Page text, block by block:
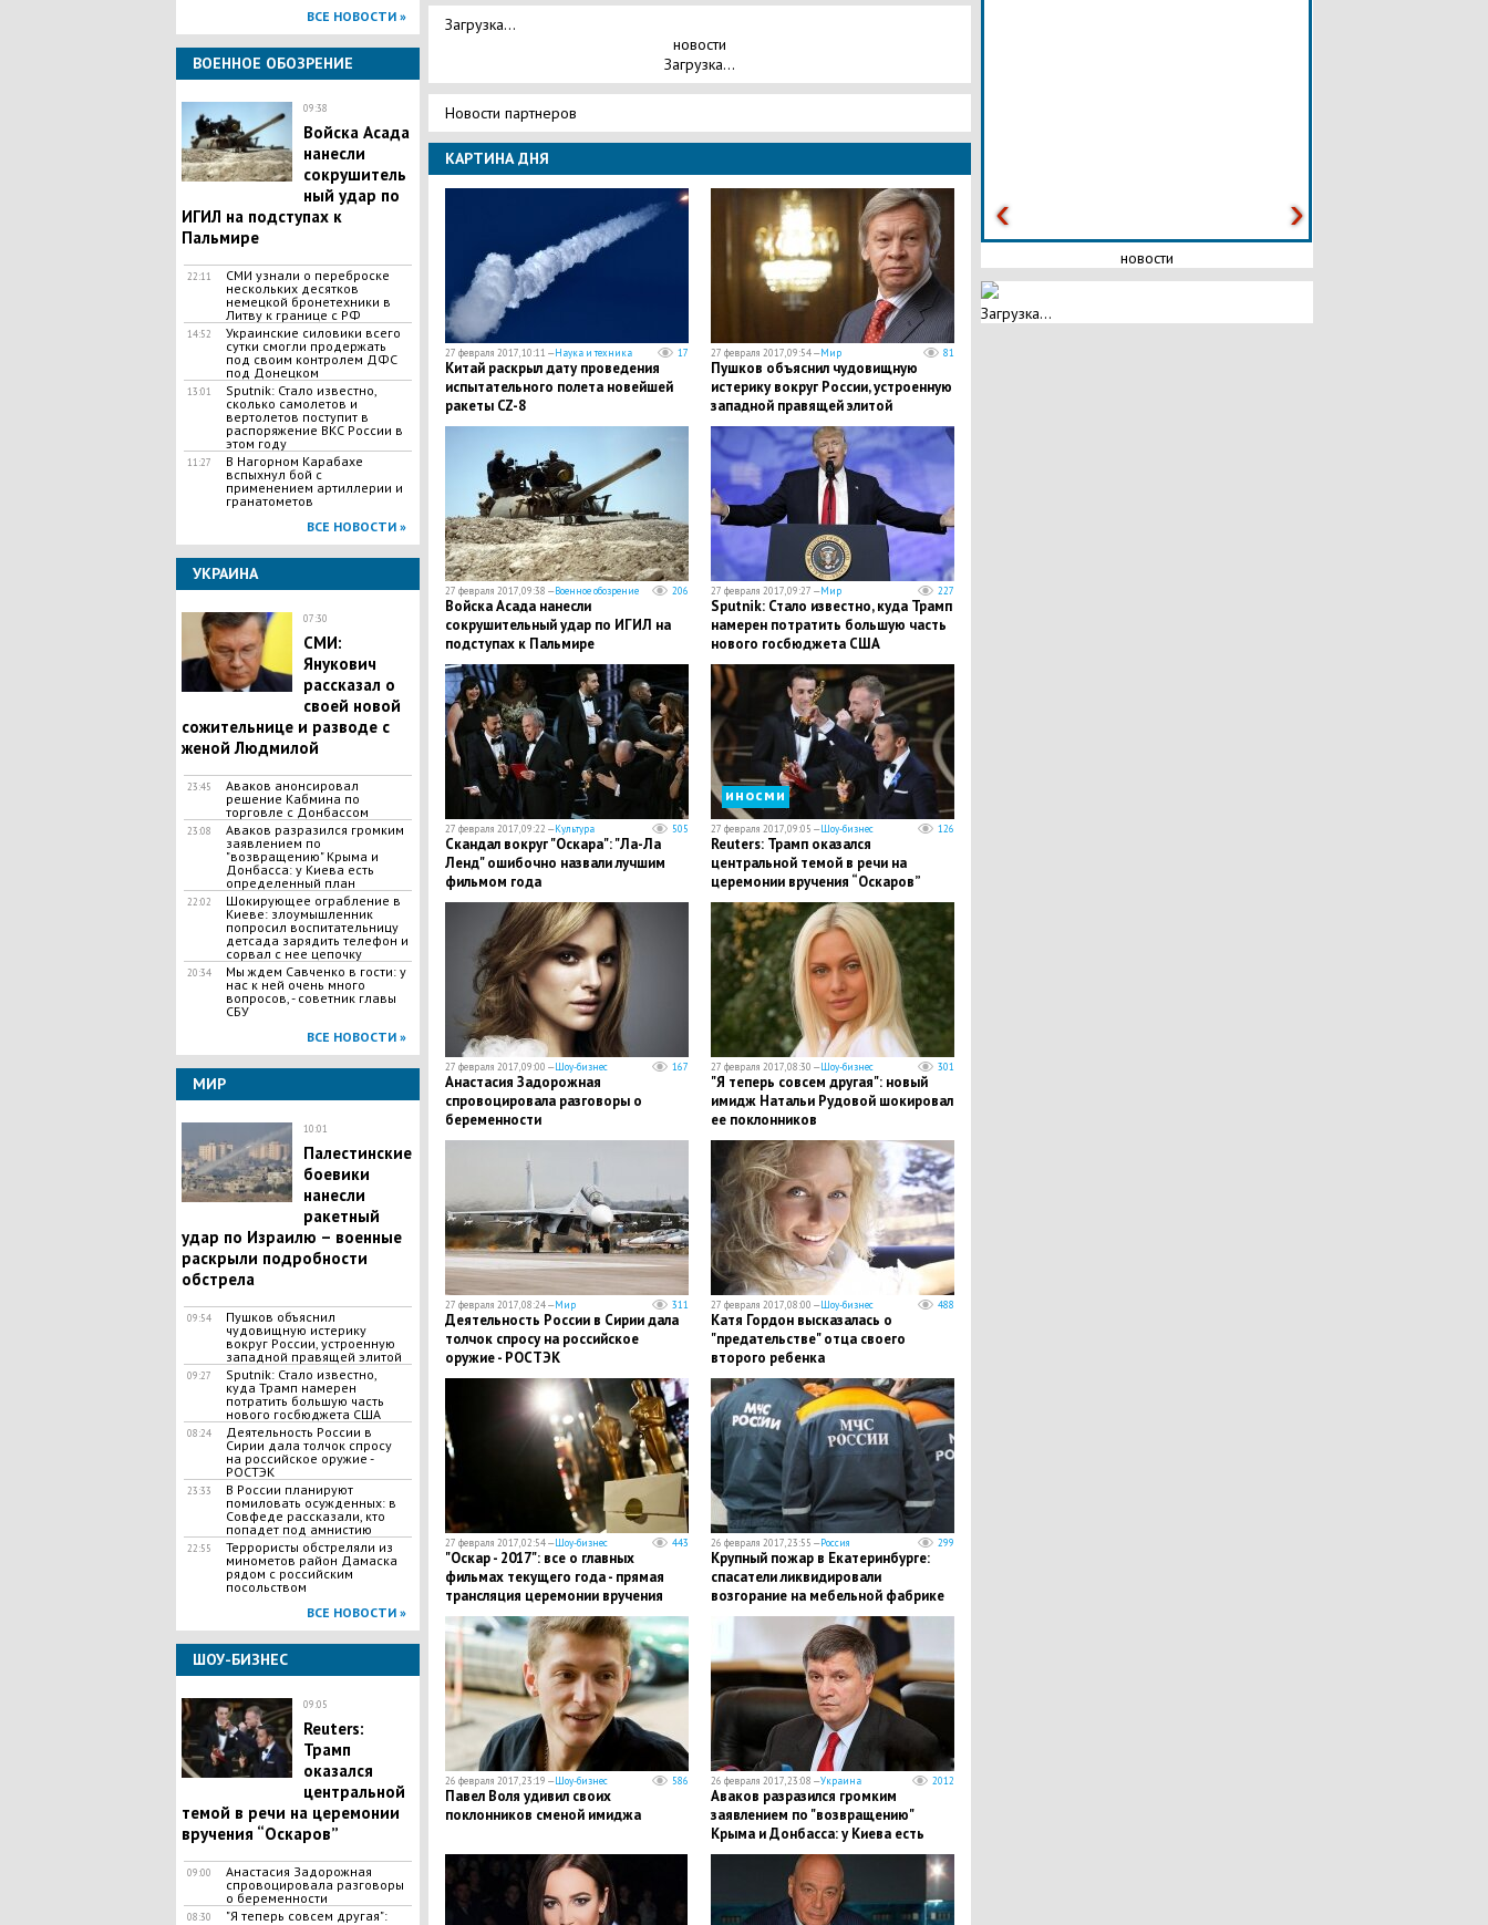
ВСЕ НОВОСТИ »
ВОЕННОЕ ОБОЗРЕНИЕ
09:38
Войска Асада
нанесли
сокрушитель
ный удар по
ИГИЛ на подступах к
Пальмире
22:11
СМИ узнали о переброске
нескольких десятков
немецкой бронетехники в
Литву к границе с РФ
14:52
Украинские силовики всего
сутки смогли продержать
под своим контролем ДФС
под Донецком
13:01
Sputnik: Стало известно,
сколько самолетов и
вертолетов поступит в
распоряжение ВКС России в
этом году
11:27
В Нагорном Карабахе
вспыхнул бой с
применением артиллерии и
гранатометов
ВСЕ НОВОСТИ »
УКРАИНА
07:30
СМИ:
Янукович
рассказал о
своей новой
сожительнице и разводе с
женой Людмилой
23:45
Аваков анонсировал
решение Кабмина по
торговле с Донбассом
23:08
Аваков разразился громким
заявлением по
"возвращению" Крыма и
Донбасса: у Киева есть
определенный план
22:02
​Шокирующее ограбление в
Киеве: злоумышленник
попросил воспитательницу
детсада зарядить телефон и
сорвал с нее цепочку
20:34
Мы ждем Савченко в гости: у
нас к ней очень много
вопросов, - советник главы
СБУ
ВСЕ НОВОСТИ »
МИР
10:01
Палестинские
боевики
нанесли
ракетный
удар по Израилю – военные
раскрыли подробности
обстрела
09:54
Пушков объяснил
чудовищную истерику
вокруг России, устроенную
западной правящей элитой
09:27
Sputnik: Стало известно,
куда Трамп намерен
потратить большую часть
нового госбюджета США
08:24
Деятельность России в
Сирии дала толчок спросу
на российское оружие -
РОСТЭК
23:33
В России планируют
помиловать осужденных: в
Совфеде рассказали, кто
попадет под амнистию
22:55
Террористы обстреляли из
минометов район Дамаска
рядом с российским
посольством
ВСЕ НОВОСТИ »
ШОУ-БИЗНЕС
09:05
Reuters:
Трамп
оказался
центральной
темой в речи на церемонии
вручения “Оскаров”
09:00
Анастасия Задорожная
спровоцировала разговоры
о беременности
08:30
"Я теперь совсем другая":
Загрузка...
новости
Загрузка...
Новости партнеров
КАРТИНА ДНЯ
27 февраля 2017, 10:11 —Наука и техника 17
Китай раскрыл дату проведения
испытательного полета новейшей
ракеты CZ-8
27 февраля 2017, 09:54 —Мир 81
Пушков объяснил чудовищную
истерику вокруг России, устроенную
западной правящей элитой
27 февраля 2017, 09:38 —Военное обозрение 206
Войска Асада нанесли
сокрушительный удар по ИГИЛ на
подступах к Пальмире
27 февраля 2017, 09:27 —Мир 227
Sputnik: Стало известно, куда Трамп
намерен потратить большую часть
нового госбюджета США
27 февраля 2017, 09:22 —Культура 505
Скандал вокруг "Оскара": "Ла-Ла
Ленд" ошибочно назвали лучшим
фильмом года
иносми
27 февраля 2017, 09:05 —Шоу-бизнес 126
Reuters: Трамп оказался
центральной темой в речи на
церемонии вручения “Оскаров”
27 февраля 2017, 09:00 —Шоу-бизнес 167
Анастасия Задорожная
спровоцировала разговоры о
беременности
27 февраля 2017, 08:30 —Шоу-бизнес 301
"Я теперь совсем другая": новый
имидж Натальи Рудовой шокировал
ее поклонников
27 февраля 2017, 08:24 —Мир 311
Деятельность России в Сирии дала
толчок спросу на российское
оружие - РОСТЭК
27 февраля 2017, 08:00 —Шоу-бизнес 488
Катя Гордон высказалась о
"предательстве" отца своего
второго ребенка
27 февраля 2017, 02:54 —Шоу-бизнес 443
​"Оскар - 2017": все о главных
фильмах текущего года - прямая
трансляция церемонии вручения
премии
26 февраля 2017, 23:55 —Россия 299
​Крупный пожар в Екатеринбурге:
спасатели ликвидировали
возгорание на мебельной фабрике
26 февраля 2017, 23:19 —Шоу-бизнес 586
Павел Воля удивил своих
поклонников сменой имиджа
26 февраля 2017, 23:08 —Украина 2012
Аваков разразился громким
заявлением по "возвращению"
Крыма и Донбасса: у Киева есть
определенный план
новости
Загрузка...